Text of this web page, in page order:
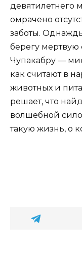
девятилетнего
омрачено
заботы.
берегу мертвую
Чупакабру —
как считают в
животных и
решает, что
волшебной
такую жизнь, о